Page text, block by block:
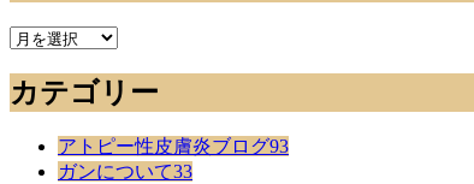
今
で
の
カテゴリー
アトピー性皮膚炎ブログ93
ガンについて33